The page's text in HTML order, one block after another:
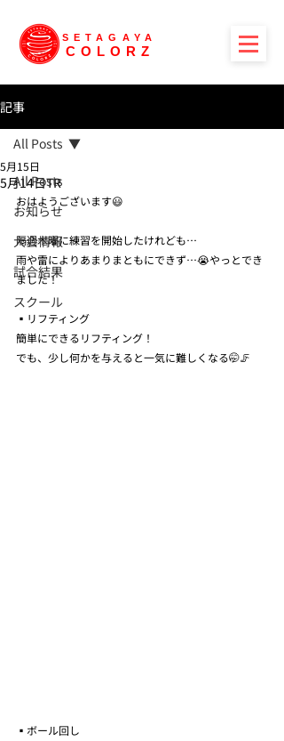
SETAGAYA
COLORZ
記事
All Posts
お知らせ
大会情報
試合結果
スクール
All Posts
5月14日TR
5月15日
おはようございます😃
隔週木曜に練習を開始したけれども…
雨や雷によりあまりまともにできず…😭やっとでき
ました！
▪️リフティング
簡単にできるリフティング！
でも、少し何かを与えると一気に難しくなる🤭🦵
▪️ボール回し